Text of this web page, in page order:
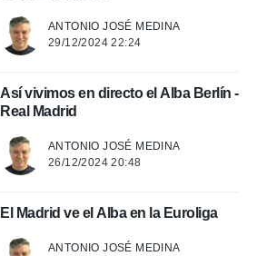
ANTONIO JOSÉ MEDINA
29/12/2024 22:24
Así vivimos en directo el Alba Berlín -
Real Madrid
ANTONIO JOSÉ MEDINA
26/12/2024 20:48
El Madrid ve el Alba en la Euroliga
ANTONIO JOSÉ MEDINA